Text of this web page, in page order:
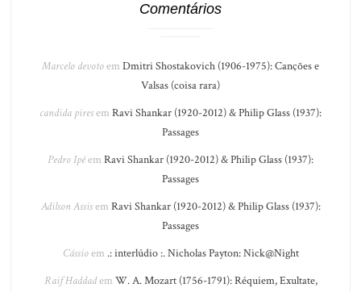
Comentários
Marcelo devotoem Dmitri Shostakovich (1906-1975): Canções e
Valsas (coisa rara)
candida piresem Ravi Shankar (1920-2012) & Philip Glass (1937):
Passages
Pedro Ipêem Ravi Shankar (1920-2012) & Philip Glass (1937):
Passages
Adilson Assisem Ravi Shankar (1920-2012) & Philip Glass (1937):
Passages
Cássioem .: interlúdio :. Nicholas Payton: Nick@Night
Raif Haddadem W. A. Mozart (1756-1791): Réquiem, Exultate,